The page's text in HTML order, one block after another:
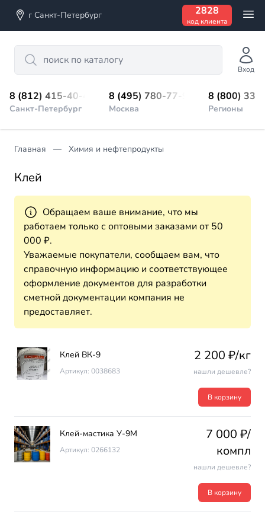
г Санкт-Петербург 2828
код клиента
Search
Вход
8 (812) 415-40-45
Санкт-Петербург
8 (495) 780-77-98
Москва
8 (800)
Регионы
Главная Химия и нефтепродукты
Клей
Обращаем ваше внимание, что мы
работаем только с оптовыми заказами от 50
000 ₽.
Уважаемые покупатели, сообщаем вам, что
справочную информацию и соответствующее
оформление документов для разработки
сметной документации компания не
предоставляет.
Клей ВК-9
Артикул: 0038683
2 200 ₽/кг
нашли дешевле?
В корзину
Клей-мастика У-9М
Артикул: 0266132
7 000 ₽/
компл
нашли дешевле?
В корзину